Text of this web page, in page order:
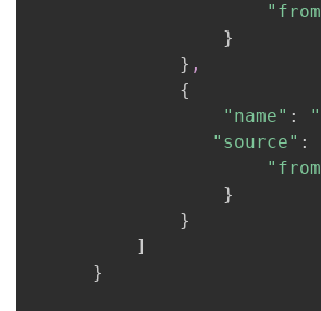
}
} ,
{
"name" :
"source" :
}
}
          ]
}